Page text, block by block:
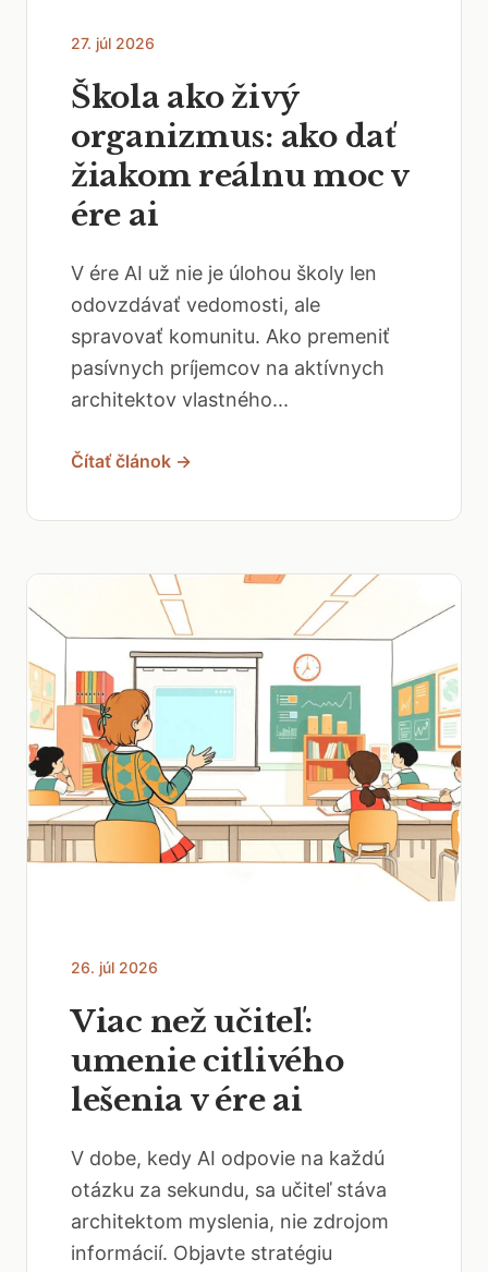
27. júl 2026
Škola ako živý
organizmus: ako dať
žiakom reálnu moc v
ére ai
V ére AI už nie je úlohou školy len
odovzdávať vedomosti, ale
spravovať komunitu. Ako premeniť
pasívnych príjemcov na aktívnych
architektov vlastného...
Čítať článok →
26. júl 2026
Viac než učiteľ:
umenie citlivého
lešenia v ére ai
V dobe, kedy AI odpovie na každú
otázku za sekundu, sa učiteľ stáva
architektom myslenia, nie zdrojom
informácií. Objavte stratégiu